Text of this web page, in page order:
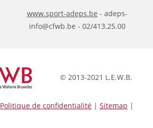
www.sport-adeps.be - adeps-
info@cfwb.be - 02/413.25.00
© 2013-2021 L.E.W.B.
Politique de confidentialité | Sitemap |